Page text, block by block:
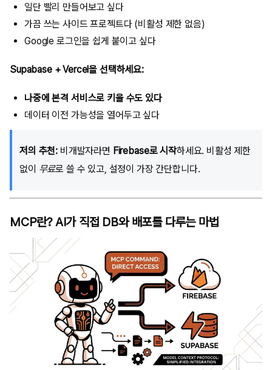
일단 빨리 만들어보고 싶다
가끔 쓰는 사이드 프로젝트다 (비활성 제한 없음)
Google 로그인을 쉽게 붙이고 싶다
Supabase + Vercel을 선택하세요:
나중에 본격 서비스로 키울 수도 있다
데이터 이전 가능성을 열어두고 싶다
저의 추천: 비개발자라면 Firebase로 시작하세요. 비활성 제한
없이 무료로 쓸 수 있고, 설정이 가장 간단합니다.
MCP란? AI가 직접 DB와 배포를 다루는 마법